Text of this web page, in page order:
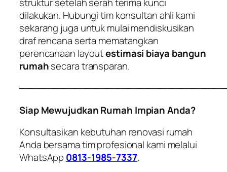
dilakukan. Hubungi tim konsultan ahli kami
sekarang juga untuk mulai mendiskusikan
draf rencana serta mematangkan
perencanaan layoutestimasi biaya bangun
rumahsecara transparan.
Siap Mewujudkan Rumah Impian Anda?
Konsultasikan kebutuhan renovasi rumah
Anda bersama tim profesional kami melalui
WhatsApp 0813-1985-7337.